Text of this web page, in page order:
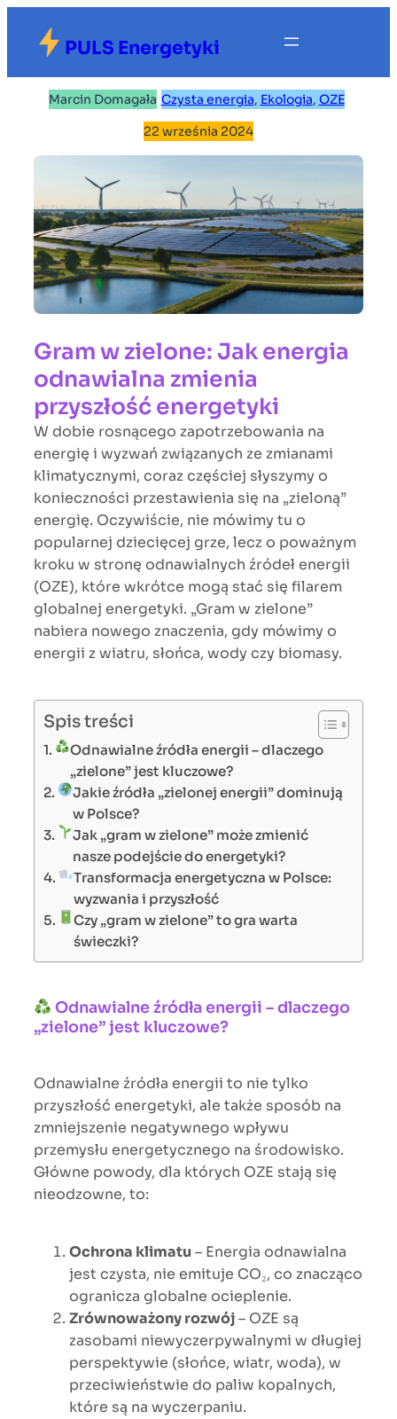
treści
PULS Energetyki
Marcin Domagała Czysta energia, Ekologia, OZE|
22 września 2024
Gram w zielone: Jak energia
odnawialna zmienia
przyszłość energetyki
W dobie rosnącego zapotrzebowania na
energię i wyzwań związanych ze zmianami
klimatycznymi, coraz częściej słyszymy o
konieczności przestawienia się na „zieloną”
energię. Oczywiście, nie mówimy tu o
popularnej dziecięcej grze, lecz o poważnym
kroku w stronę odnawialnych źródeł energii
(OZE), które wkrótce mogą stać się filarem
globalnej energetyki. „Gram w zielone”
nabiera nowego znaczenia, gdy mówimy o
energii z wiatru, słońca, wody czy biomasy.
Spis treści
Odnawialne źródła energii – dlaczego
„zielone” jest kluczowe?
Jakie źródła „zielonej energii” dominują
w Polsce?
Jak „gram w zielone” może zmienić
nasze podejście do energetyki?
Transformacja energetyczna w Polsce:
wyzwania i przyszłość
Czy „gram w zielone” to gra warta
świeczki?
Odnawialne źródła energii – dlaczego
„zielone” jest kluczowe?
Odnawialne źródła energii to nie tylko
przyszłość energetyki, ale także sposób na
zmniejszenie negatywnego wpływu
przemysłu energetycznego na środowisko.
Główne powody, dla których OZE stają się
nieodzowne, to:
Ochrona klimatu – Energia odnawialna
jest czysta, nie emituje CO₂, co znacząco
ogranicza globalne ocieplenie.
Zrównoważony rozwój– OZE są
zasobami niewyczerpywalnymi w długiej
perspektywie (słońce, wiatr, woda), w
przeciwieństwie do paliw kopalnych,
które są na wyczerpaniu.